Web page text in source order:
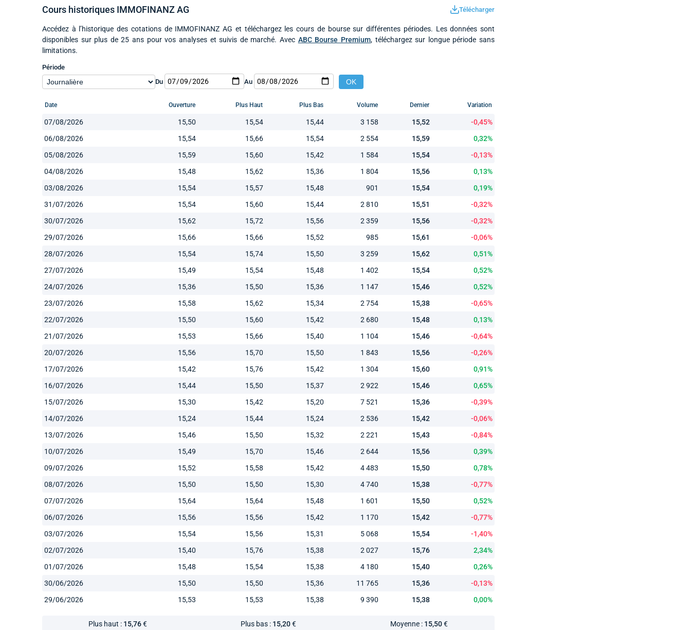
Cours historiques IMMOFINANZ AG Télécharger
Accédez à l’historique des cotations de IMMOFINANZ AG et téléchargez les cours de bourse sur différentes périodes. Les données sont
disponibles sur plus de 25 ans pour vos analyses et suivis de marché. Avec ABC Bourse Premium, téléchargez sur longue période sans
limitations.
Période
Du
Au
Date Ouverture Plus Haut Plus Bas Volume Dernier Variation
07/08/2026 15,50 15,54 15,44 3 158 15,52
-0,45%
06/08/2026
15,54 15,66 15,54 2 554 15,59
0,32%
05/08/2026
15,59 15,60 15,42 1 584 15,54
-0,13%
04/08/2026
15,48 15,62 15,36 1 804 15,56
0,13%
03/08/2026
15,54 15,57 15,48 901 15,54
0,19%
31/07/2026
15,54 15,60 15,44 2 810 15,51
-0,32%
30/07/2026
15,62 15,72 15,56 2 359 15,56
-0,32%
29/07/2026
15,66 15,66 15,52 985 15,61
-0,06%
28/07/2026
15,54 15,74 15,50 3 259 15,62
0,51%
27/07/2026
15,49 15,54 15,48 1 402 15,54
0,52%
24/07/2026
15,36 15,50 15,36 1 147 15,46
0,52%
23/07/2026
15,58 15,62 15,34 2 754 15,38
-0,65%
22/07/2026
15,50 15,60 15,42 2 680 15,48
0,13%
21/07/2026
15,53 15,66 15,40 1 104 15,46
-0,64%
20/07/2026
15,56 15,70 15,50 1 843 15,56
-0,26%
17/07/2026
15,42 15,76 15,42 1 304 15,60
0,91%
16/07/2026
15,44 15,50 15,37 2 922 15,46
0,65%
15/07/2026
15,30 15,42 15,20 7 521 15,36
-0,39%
14/07/2026
15,24 15,44 15,24 2 536 15,42
-0,06%
13/07/2026
15,46 15,50 15,32 2 221 15,43
-0,84%
10/07/2026
15,49 15,70 15,46 2 644 15,56
0,39%
09/07/2026
15,52 15,58 15,42 4 483 15,50
0,78%
08/07/2026
15,50 15,50 15,30 4 740 15,38
-0,77%
07/07/2026
15,64 15,64 15,48 1 601 15,50
0,52%
06/07/2026
15,56 15,56 15,42 1 170 15,42
-0,77%
03/07/2026
15,54 15,56 15,31 5 068 15,54
-1,40%
02/07/2026
15,40 15,76 15,38 2 027 15,76
2,34%
01/07/2026
15,48 15,54 15,38 4 180 15,40
0,26%
30/06/2026
15,50 15,50 15,36 11 765 15,36
-0,13%
29/06/2026
15,53 15,53 15,38 9 390 15,38 0,00%
Plus haut : 15,76€ Plus bas : 15,20€ Moyenne : 15,50€